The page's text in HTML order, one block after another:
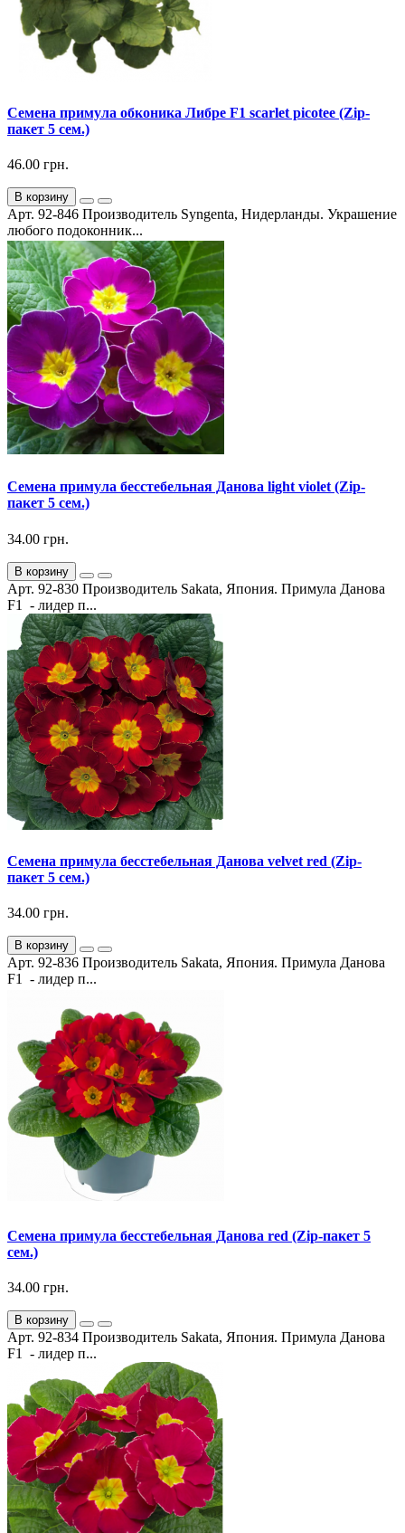
Семена примула обконика Либре F1 scarlet picotee (Zip-
пакет 5 сем.)
46.00 грн.
В корзину
Арт. 92-846 Производитель Syngenta, Нидерланды. Украшение
любого подоконник...
Семена примула бесстебельная Данова light violet (Zip-
пакет 5 сем.)
34.00 грн.
В корзину
Арт. 92-830 Производитель Sakata, Япония. Примула Данова
F1 - лидер п...
Семена примула бесстебельная Данова velvet red (Zip-
пакет 5 сем.)
34.00 грн.
В корзину
Арт. 92-836 Производитель Sakata, Япония. Примула Данова
F1 - лидер п...
Семена примула бесстебельная Данова red (Zip-пакет 5
сем.)
34.00 грн.
В корзину
Арт. 92-834 Производитель Sakata, Япония. Примула Данова
F1 - лидер п...